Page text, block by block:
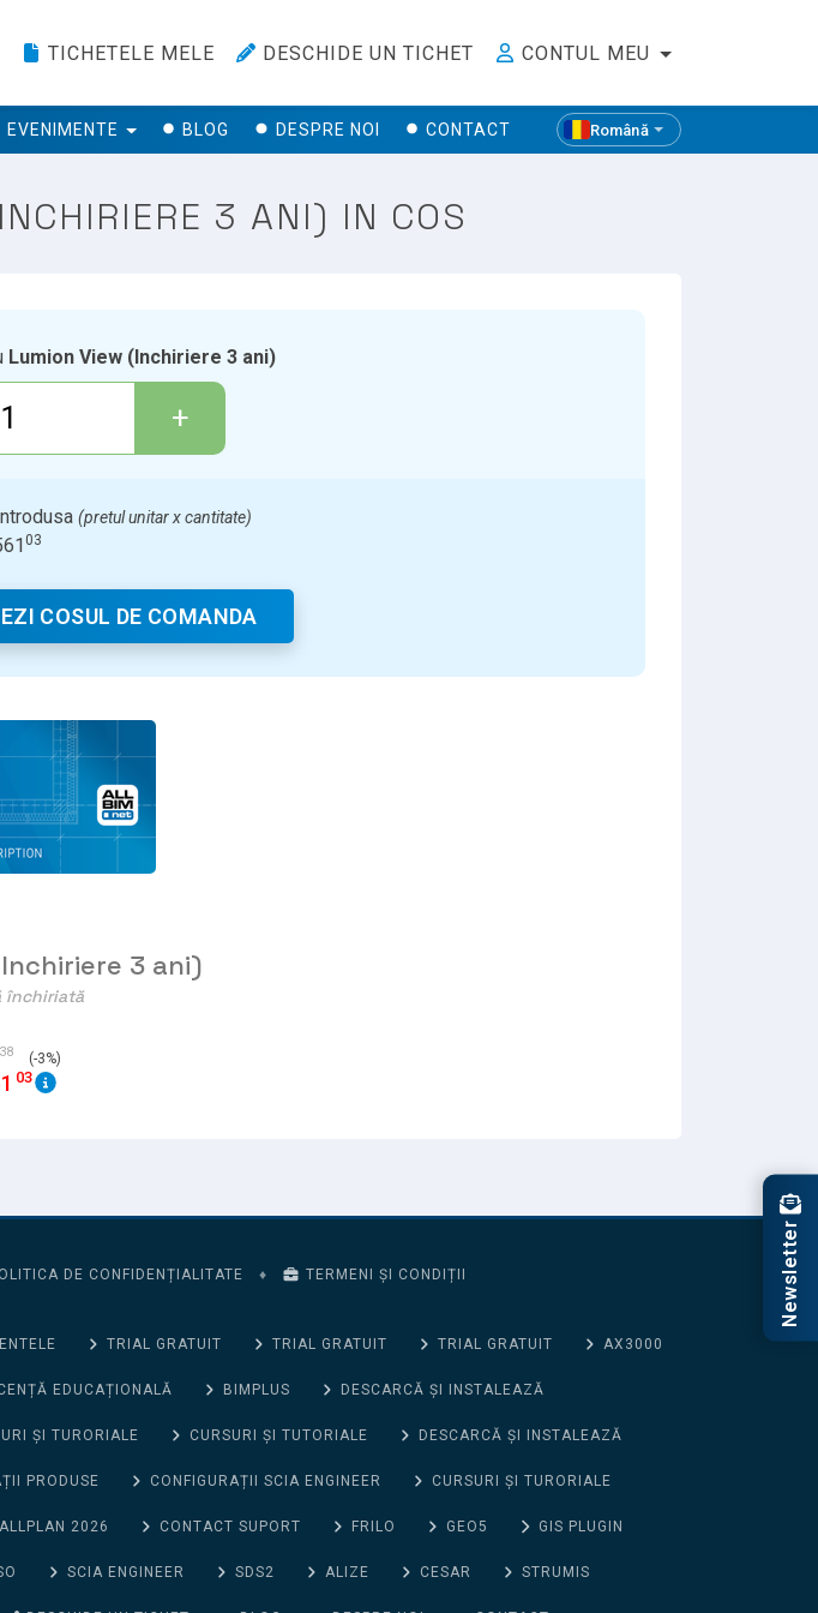
TICHETELE MELE DESCHIDE UN TICHET CONTUL MEU
EVENIMENTE BLOG DESPRE NOI CONTACT Română
3 ANI) IN COS
Lumion View (Inchiriere 3 ani)
+
(pretul unitar x cantitate)
03
COSUL DE COMANDA
3 ani)
închiriată
38 (-3%)
03
DE CONFIDENȚIALITATE ♦ TERMENI ȘI CONDIȚII
TRIAL GRATUIT TRIAL GRATUIT TRIAL GRATUIT AX3000
EDUCAȚIONALĂ BIMPLUS DESCARCĂ ȘI INSTALEAZĂ
ȘI TURORIALE CURSURI ȘI TUTORIALE DESCARCĂ ȘI INSTALEAZĂ
PRODUSE CONFIGURAȚII SCIA ENGINEER CURSURI ȘI TURORIALE
2026 CONTACT SUPORT FRILO GEO5 GIS PLUGIN
SCIA ENGINEER SDS2 ALIZE CESAR STRUMIS
Newsletter